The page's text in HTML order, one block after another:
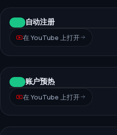
自动注册
在 YouTube 上打开
账户预热
在 YouTube 上打开